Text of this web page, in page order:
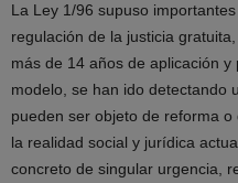
La Ley 1/96 supuso
regulación de la justicia
más de 14 años de aplicación
modelo, se han ido detectando
pueden ser objeto de reforma
la realidad social y jurídica
concreto de singular urgencia,